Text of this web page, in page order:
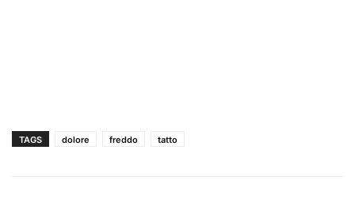
TAGS dolore freddo tatto